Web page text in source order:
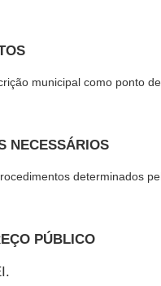
municipal como ponto
NECESSÁRIOS
determinados
PÚBLICO